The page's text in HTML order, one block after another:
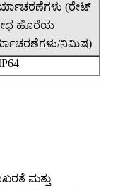
(ರೇಟ್
ಹೊರೆಯ
ನಿಮಿಷ)
ಮತ್ತು